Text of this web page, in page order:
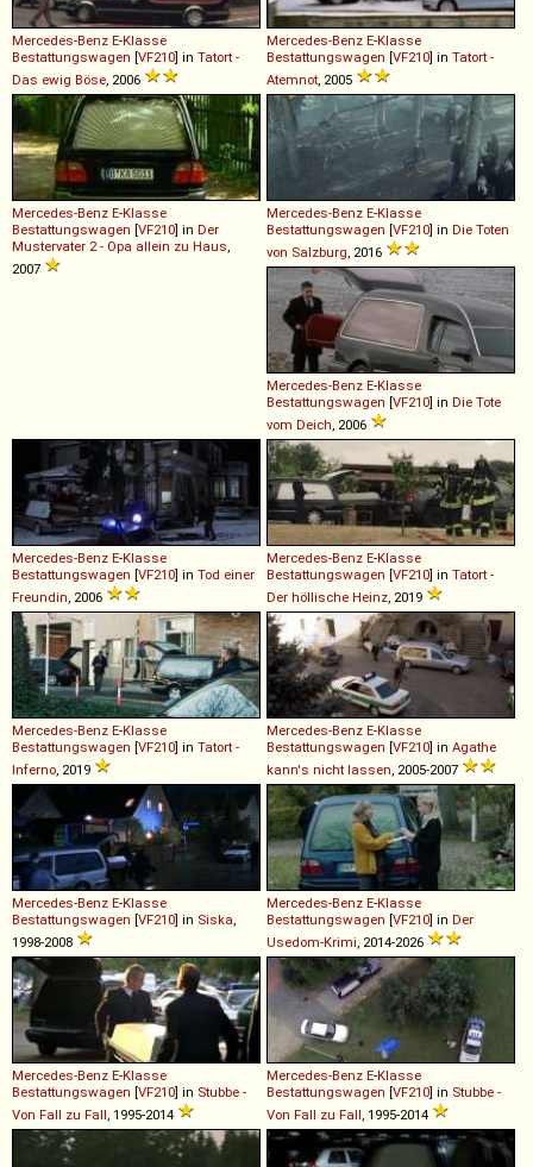
Mercedes-Benz E-Klasse
Bestattungswagen [VF210] in Tatort -
Das ewig Böse, 2006
Mercedes-Benz E-Klasse
Bestattungswagen [VF210] in Tatort -
Atemnot, 2005
Mercedes-Benz E-Klasse
Bestattungswagen [VF210] in Der
Mustervater 2 - Opa allein zu Haus,
2007
Mercedes-Benz E-Klasse
Bestattungswagen [VF210] in Die Toten
von Salzburg, 2016
Mercedes-Benz E-Klasse
Bestattungswagen [VF210] in Die Tote
vom Deich, 2006
Mercedes-Benz E-Klasse
Bestattungswagen [VF210] in Tod einer
Freundin, 2006
Mercedes-Benz E-Klasse
Bestattungswagen [VF210] in Tatort -
Der höllische Heinz, 2019
Mercedes-Benz E-Klasse
Bestattungswagen [VF210] in Tatort -
Inferno, 2019
Mercedes-Benz E-Klasse
Bestattungswagen [VF210] in Agathe
kann's nicht lassen, 2005-2007
Mercedes-Benz E-Klasse
Bestattungswagen [VF210] in Siska,
1998-2008
Mercedes-Benz E-Klasse
Bestattungswagen [VF210] in Der
Usedom-Krimi, 2014-2026
Mercedes-Benz E-Klasse
Bestattungswagen [VF210] in Stubbe -
Von Fall zu Fall, 1995-2014
Mercedes-Benz E-Klasse
Bestattungswagen [VF210] in Stubbe -
Von Fall zu Fall, 1995-2014